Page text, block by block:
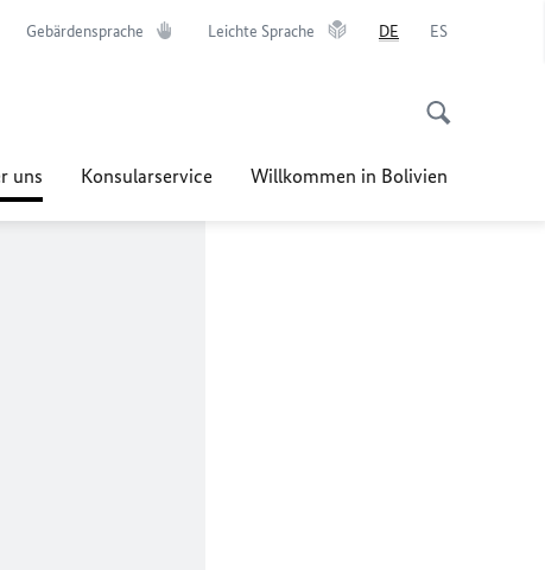
Gebärdensprache Leichte Sprache DE ES
uns Konsularservice Willkommen in Bolivien